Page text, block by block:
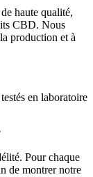
haute qualité,
CBD. Nous
production et à
en laboratoire
Pour chaque
de montrer notre